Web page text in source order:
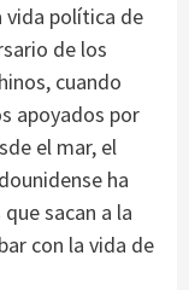
vida política de
de los
cuando
apoyados por
el mar, el
ha
sacan a la
con la vida de